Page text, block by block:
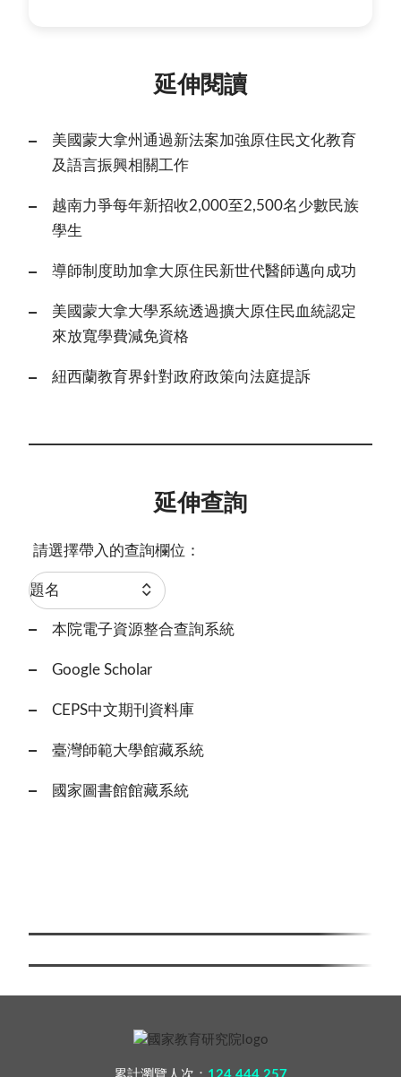
延伸閱讀
美國蒙大拿州通過新法案加強原住民文化教育
及語言振興相關工作
越南力爭每年新招收2,000至2,500名少數民族
學生
導師制度助加拿大原住民新世代醫師邁向成功
美國蒙大拿大學系統透過擴大原住民血統認定
來放寬學費減免資格
紐西蘭教育界針對政府政策向法庭提訴
延伸查詢
請選擇帶入的查詢欄位：
本院電子資源整合查詢系統
Google Scholar
CEPS中文期刊資料庫
臺灣師範大學館藏系統
國家圖書館館藏系統